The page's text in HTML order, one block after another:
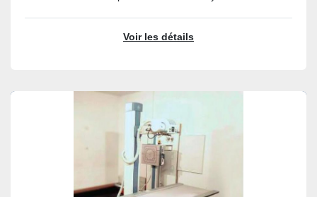
Voir les détails